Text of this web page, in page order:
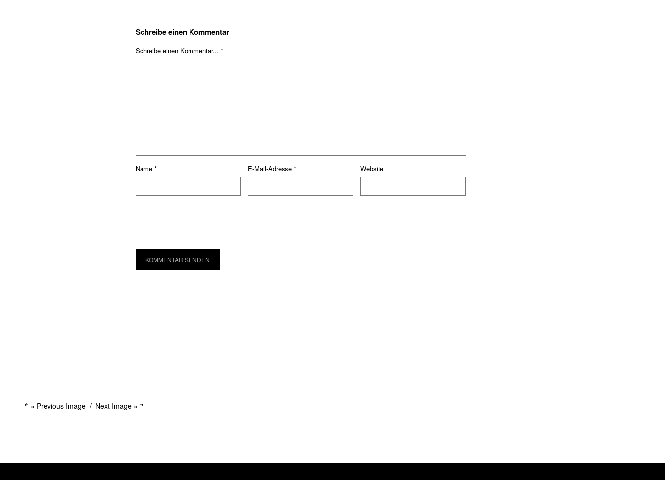
Schreibe einen Kommentar
Schreibe einen Kommentar... *
Name * E-Mail-Adresse * Website
« Previous Image Next Image »